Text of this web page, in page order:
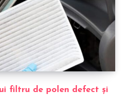
filtru de polen defect și